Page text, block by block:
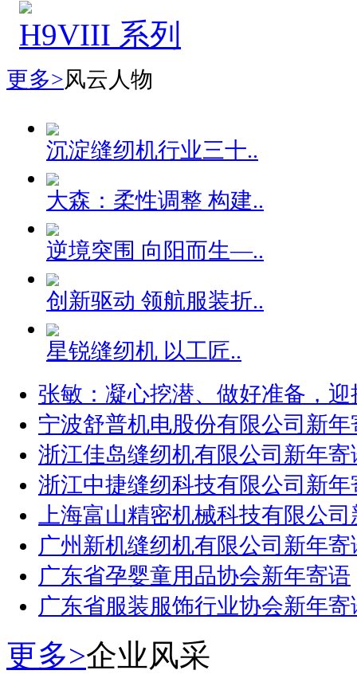
H9VIII 系列
更多>风云人物
沉淀缝纫机行业三十..
大森：柔性调整 构建..
逆境突围 向阳而生—..
创新驱动 领航服装折..
星锐缝纫机 以工匠..
张敏：凝心挖潜、做好准备，
宁波舒普机电股份有限公司新年
浙江佳岛缝纫机有限公司新年寄
浙江中捷缝纫科技有限公司新年
上海富山精密机械科技有限公
广州新机缝纫机有限公司新年寄
广东省孕婴童用品协会新年寄语
广东省服装服饰行业协会新年寄
更多>企业风采